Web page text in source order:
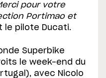
pour votre
Portimao et
le pilote Ducati.
Superbike
le week-end du
avec Nicolo